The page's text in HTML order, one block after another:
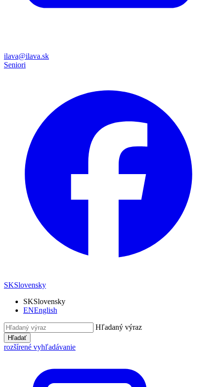
ilava@ilava.sk
Seniori
SKSlovensky
SKSlovensky
ENEnglish
Hľadaný výraz
Hľadať
rozšírené vyhľadávanie